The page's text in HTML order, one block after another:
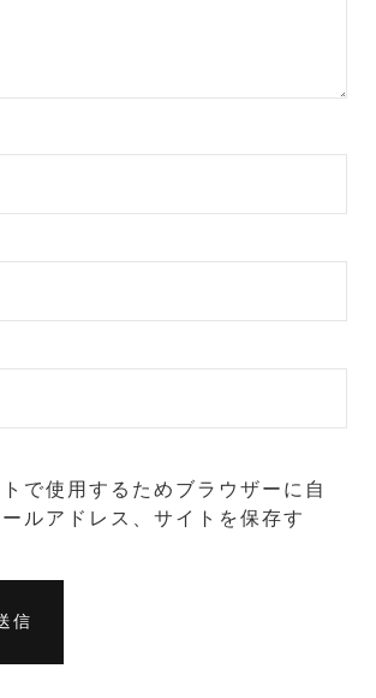
で使用するためブラウザーに自
ルアドレス、サイトを保存す